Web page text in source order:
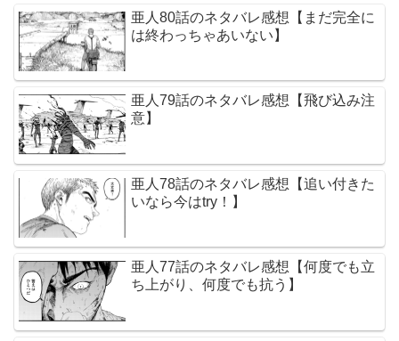
亜人80話のネタバレ感想【まだ完全に
は終わっちゃあいない】
亜人79話のネタバレ感想【飛び込み注
意】
亜人78話のネタバレ感想【追い付きた
いなら今はtry！】
亜人77話のネタバレ感想【何度でも立
ち上がり、何度でも抗う】